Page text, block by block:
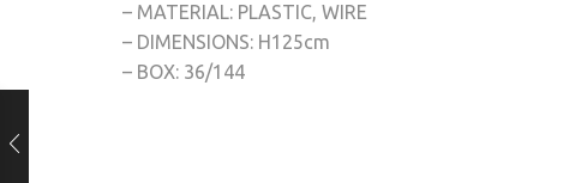
– MATERIAL: PLASTIC, WIRE
– DIMENSIONS: Η125cm
– BOX: 36/144